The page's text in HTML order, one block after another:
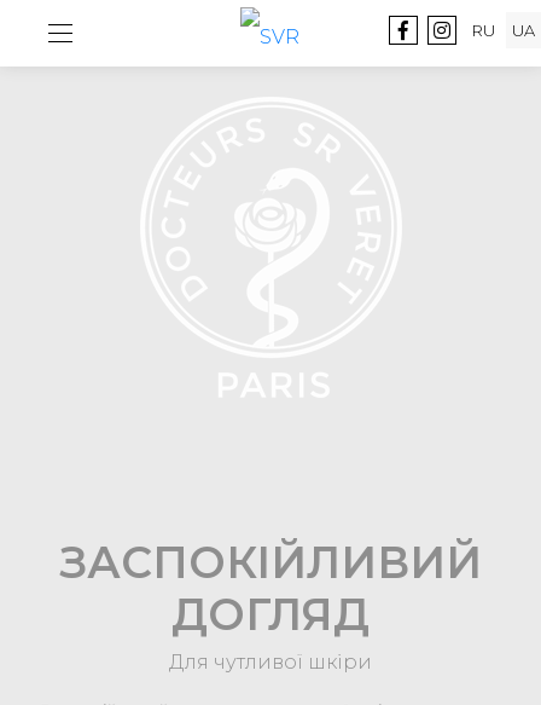
ЗАСПОКІЙЛИВИЙ
ДОГЛЯД
Для чутливої шкіри
RU UA